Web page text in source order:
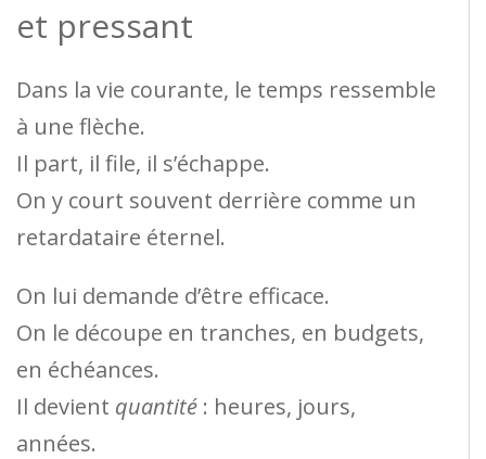
et pressant
Dans la vie courante, le temps ressemble
à une flèche.
Il part, il file, il s’échappe.
On y court souvent derrière comme un
retardataire éternel.
On lui demande d’être efficace.
On le découpe en tranches, en budgets,
en échéances.
Il devient quantité : heures, jours,
années.